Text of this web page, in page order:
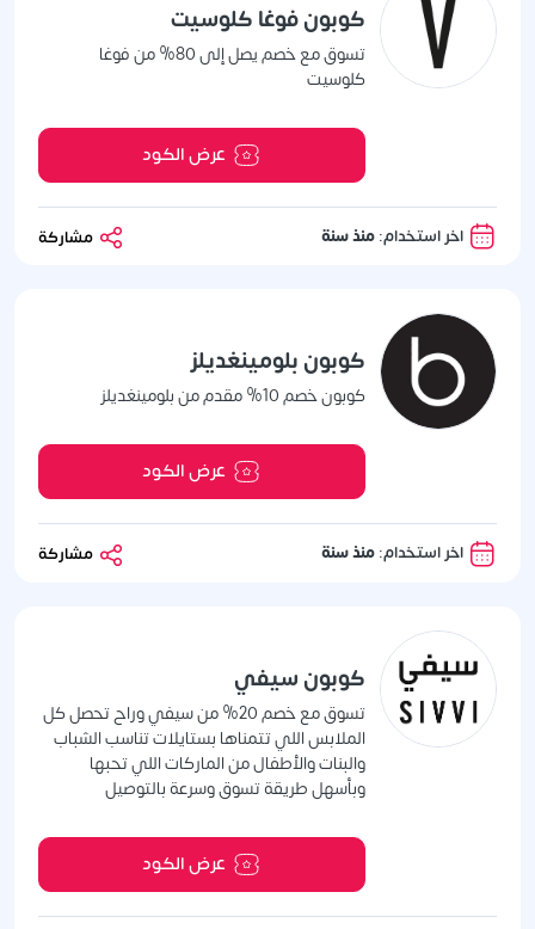
كوبون فوغا كلوسيت
تسوق مع خصم يصل إلى 80% من فوغا
كلوسيت
عرض الكود
اخر استخدام:منذ سنة
كوبون بلومينغديلز
كوبون خصم 10% مقدم من بلومينغديلز
عرض الكود
اخر استخدام:منذ سنة
كوبون سيفي
تسوق مع خصم 20% من سيفي وراح تحصل كل
الملابس اللي تتمناها بستايلات تناسب الشباب
والبنات والأطفال من الماركات اللي تحبها
وبأسهل طريقة تسوق وسرعة بالتوصيل
عرض الكود